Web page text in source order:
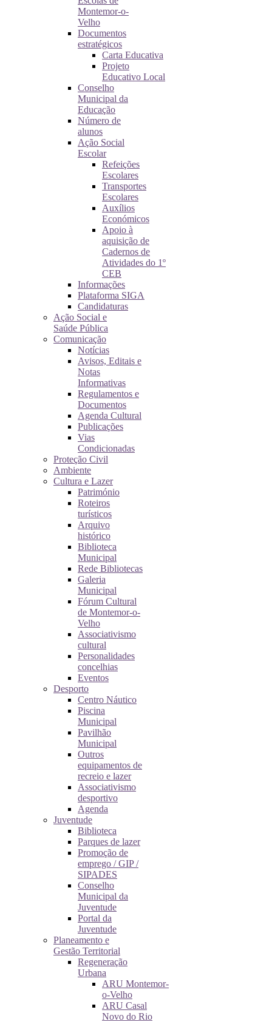
Montemor-o-
Velho
Documentos
estratégicos
Carta Educativa
Projeto
Educativo Local
Conselho
Municipal da
Educação
Número de
alunos
Ação Social
Escolar
Refeições
Escolares
Transportes
Escolares
Auxílios
Económicos
Apoio à
aquisição de
Cadernos de
Atividades do 1º
CEB
Informações
Plataforma SIGA
Candidaturas
Ação Social e
Saúde Pública
Comunicação
Notícias
Avisos, Editais e
Notas
Informativas
Regulamentos e
Documentos
Agenda Cultural
Publicações
Vias
Condicionadas
Proteção Civil
Ambiente
Cultura e Lazer
Património
Roteiros
turísticos
Arquivo
histórico
Biblioteca
Municipal
Rede Bibliotecas
Galeria
Municipal
Fórum Cultural
de Montemor-o-
Velho
Associativismo
cultural
Personalidades
concelhias
Eventos
Desporto
Centro Náutico
Piscina
Municipal
Pavilhão
Municipal
Outros
equipamentos de
recreio e lazer
Associativismo
desportivo
Agenda
Juventude
Biblioteca
Parques de lazer
Promoção de
emprego / GIP /
SIPADES
Conselho
Municipal da
Juventude
Portal da
Juventude
Planeamento e
Gestão Territorial
Regeneração
Urbana
ARU Montemor-
o-Velho
ARU Casal
Novo do Rio